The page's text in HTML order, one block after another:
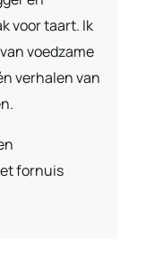
voor taart. Ik
voedzame
verhalen van
fornuis